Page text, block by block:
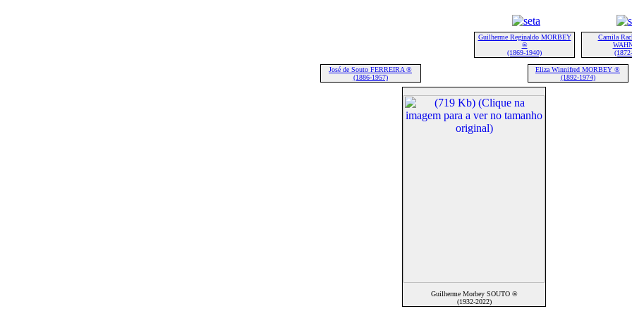
Guilherme Reginaldo MORBEY
®
(1869-1940)
Camila
José de Souto FERREIRA ®
(1886-1957)
Eliza Winnifred MORBEY ®
(1892-1974)
Guilherme Morbey SOUTO ®
(1932-2022)